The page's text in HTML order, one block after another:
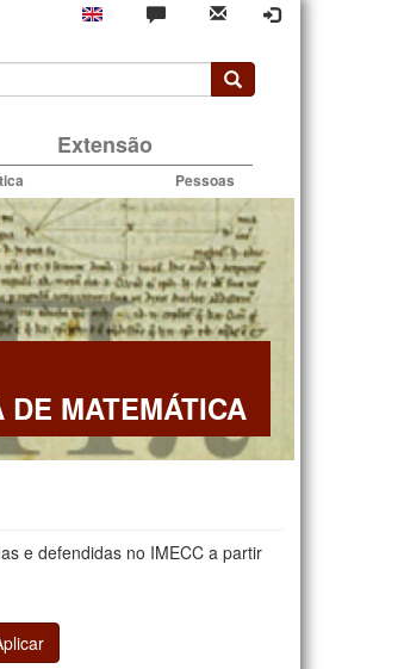
Extensão
Pessoas
DE MATEMÁTICA
e defendidas no IMECC a partir